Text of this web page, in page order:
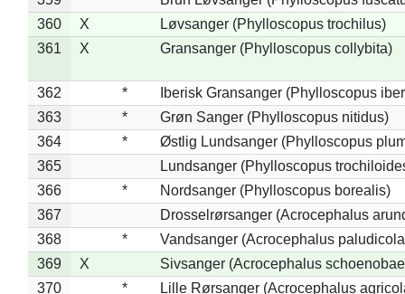
360
X
Løvsanger (Phylloscopus trochilus)
361
X Gransanger (Phylloscopus collybita)
362 *
Iberisk Gransanger (Phylloscopus
363
*
Grøn Sanger (Phylloscopus nitidus)
364
*
Østlig Lundsanger (Phylloscopus
365
Lundsanger (Phylloscopus
366
*
Nordsanger (Phylloscopus borealis)
367
Drosselrørsanger (Acrocephalus
368
*
Vandsanger (Acrocephalus
369
X
Sivsanger (Acrocephalus
370
*
Lille Rørsanger (Acrocephalus